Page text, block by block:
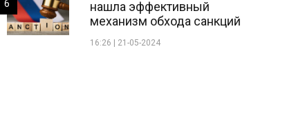
нашла эффективный
механизм обхода санкций
16:26 | 21-05-2024
6